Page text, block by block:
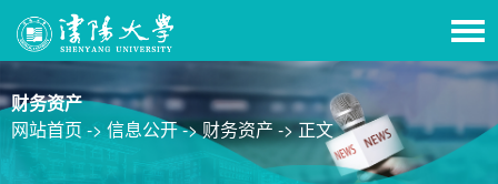
财务资产
网站首页 -> 信息公开 ->财务资产 ->正文